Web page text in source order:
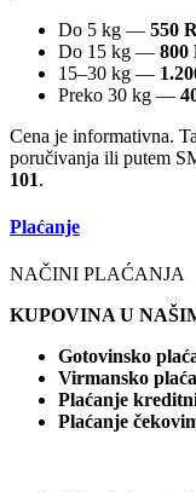
Do 5 kg — 550
Do 15 kg — 800
15–30 kg —
Preko 30 kg —
Cena je informativna.
poručivanja ili putem
101.
Plaćanje
NAČINI PLAĆANJA
KUPOVINA U
Gotovinsko
Virmansko
Plaćanje
Plaćanje